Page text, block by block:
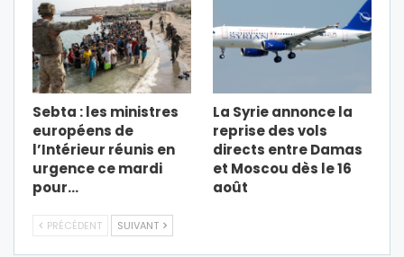
Sebta : les ministres
européens de
l’Intérieur réunis en
urgence ce mardi
pour…
La Syrie annonce la
reprise des vols
directs entre Damas
et Moscou dès le 16
août
PRÉCÉDENT SUIVANT